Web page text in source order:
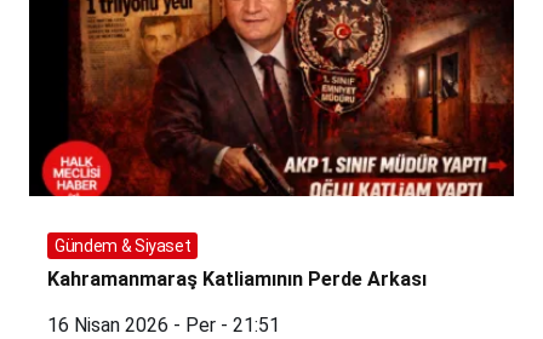
Gündem & Siyaset
Kahramanmaraş Katliamının Perde Arkası
16 Nisan 2026 - Per - 21:51